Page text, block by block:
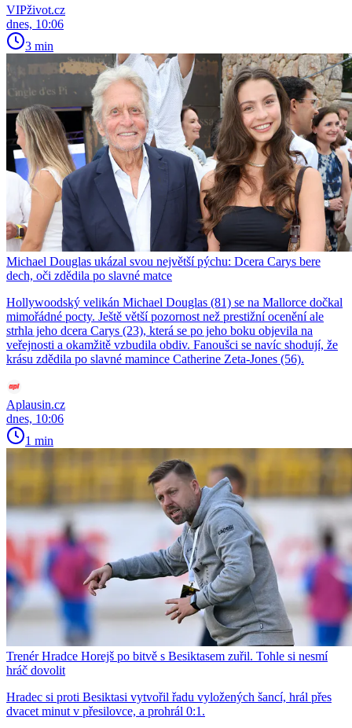
VIPživot.cz
dnes, 10:06
3 min
Michael Douglas ukázal svou největší pýchu: Dcera Carys bere
dech, oči zdědila po slavné matce
Hollywoodský velikán Michael Douglas (81) se na Mallorce dočkal
mimořádné pocty. Ještě větší pozornost než prestižní ocenění ale
strhla jeho dcera Carys (23), která se po jeho boku objevila na
veřejnosti a okamžitě vzbudila obdiv. Fanoušci se navíc shodují, že
krásu zdědila po slavné mamince Catherine Zeta-Jones (56).
Aplausin.cz
dnes, 10:06
1 min
Trenér Hradce Horejš po bitvě s Besiktasem zuřil. Tohle si nesmí
hráč dovolit
Hradec si proti Besiktasi vytvořil řadu vyložených šancí, hrál přes
dvacet minut v přesilovce, a prohrál 0:1.